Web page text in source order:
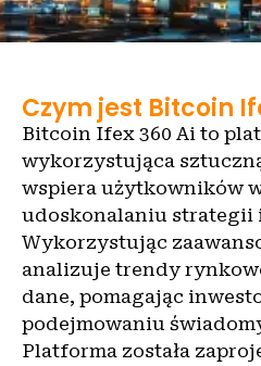
Czym jest Bitcoin
Bitcoin Ifex 360 Ai to
wykorzystująca
wspiera użytkowników
udoskonalaniu strategii
Wykorzystując
analizuje trendy
dane, pomagając
podejmowaniu
Platforma została